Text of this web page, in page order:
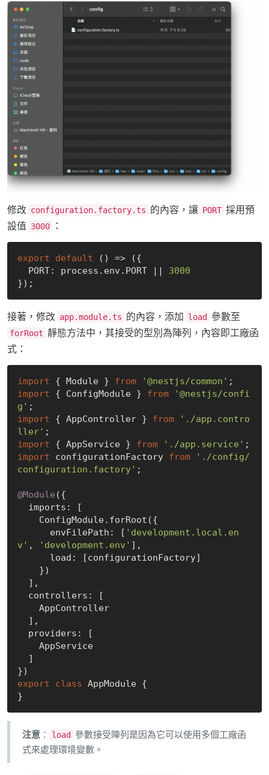
修改 configuration.factory.ts 的內容，讓 PORT 採用預
設值 3000 ：
export default () => ({
  PORT: process.env.PORT ||
3000
接著，修改 app.module.ts 的內容，添加 load 參數至
forRoot 靜態方法中，其接受的型別為陣列，內容即工廠函
式：
import { Module } from '@nestjs/common'
import { ConfigModule } from
'@nestjs/confi
g'
import { AppController } from
'./app.contro
ller'
import { AppService } from './app.service'
import configurationFactory from
'./config/
configuration.factory' ;
@Module ({
      envFilePath: [
'development.local.en
v' , 'development.env' ],
export
class AppModule {
注意 ： load
參數接受陣列是因為它可以使用多個工廠函
式來處理環境變數。